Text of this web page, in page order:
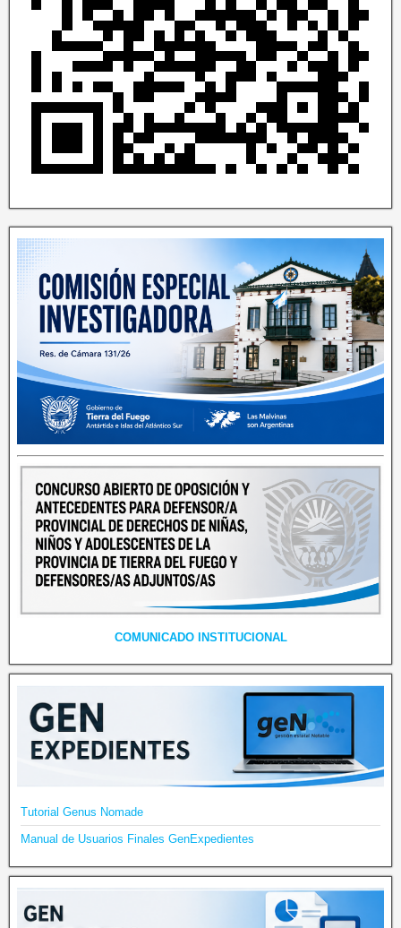
COMUNICADO INSTITUCIONAL
Tutorial Genus Nomade
Manual de Usuarios Finales GenExpedientes